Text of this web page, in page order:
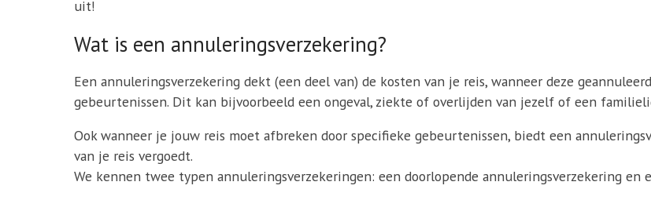
uit!
Wat is een annuleringsverzekering?
Een annuleringsverzekering dekt (een deel van) de kosten van je reis, wanneer deze
gebeurtenissen. Dit kan bijvoorbeeld een ongeval, ziekte of overlijden van jezelf of een
Ook wanneer je jouw reis moet afbreken door specifieke gebeurtenissen, biedt een
van je reis vergoedt.
We kennen twee typen annuleringsverzekeringen: een doorlopende annuleringsverzekering en